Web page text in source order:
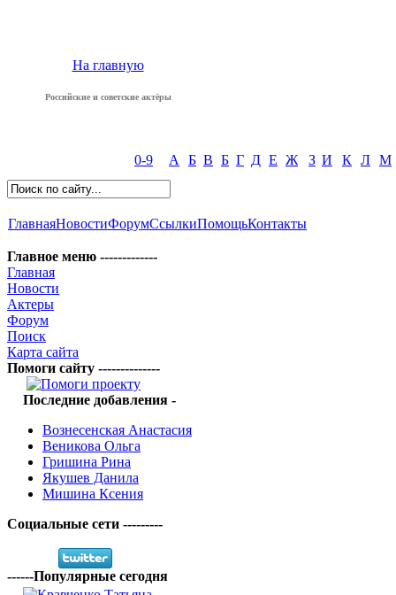
На главную
Российские и советские актёры
0-9 А Б В Б Г Д Е Ж З И К Л М
ГлавнаяНовостиФорумСсылкиПомощьКонтакты
Главное меню -------------
Главная
Новости
Актеры
Форум
Поиск
Карта сайта
Помоги сайту --------------
Последние добавления -
Вознесенская Анастасия
Веникова Ольга
Гришина Рина
Якушев Данила
Мишина Ксения
Социальные сети ---------
------Популярные сегодня